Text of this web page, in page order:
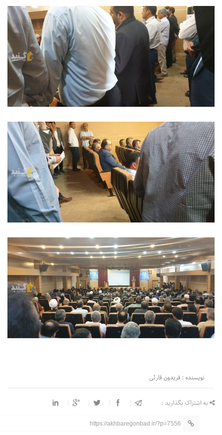
نویسنده : فریدون قارئی
به اشتراک بگذارید :
https://akhbaregonbad.ir/?p=7556